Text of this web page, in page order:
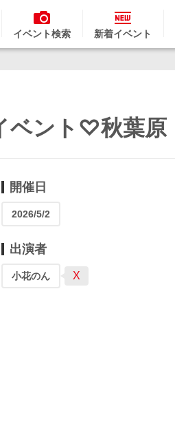
イベント検索 新着イベント
ベント♡秋葉原
開催日
2026/5/2
出演者
小花のん X